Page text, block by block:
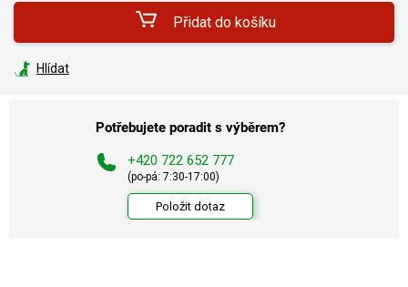
Přidat do košíku
Hlídat
Potřebujete poradit s výběrem?
+420 722 652 777
(po-pá: 7:30-17:00)
Položit dotaz